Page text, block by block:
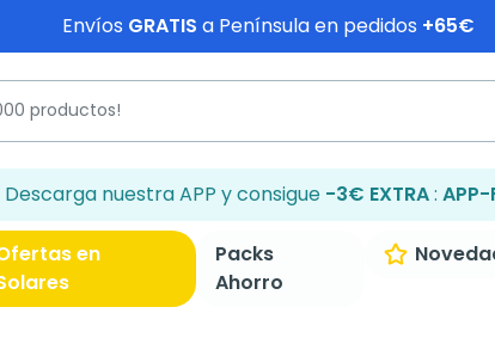
Envíos GRATIS a Península en pedidos +65€
Descarga nuestra APP y consigue -3€ EXTRA: APP-
en
Packs
Ahorro